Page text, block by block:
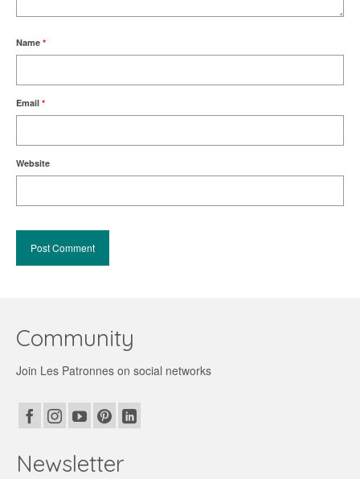
Name *
Email *
Website
Community
Join Les Patronnes on social networks
Newsletter